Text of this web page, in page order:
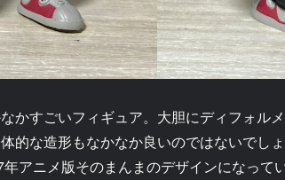
かすごいフィギュア。大胆にディフォル
的な造形もなかなか良いのではないでし
アニメ版そのまんまのデザインになってい